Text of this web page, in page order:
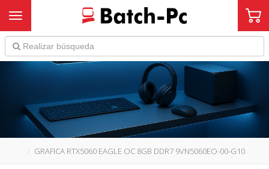
Toggle navigation
GRAFICA RTX5060 EAGLE OC 8GB DDR7 9VN5060EO-00-G10